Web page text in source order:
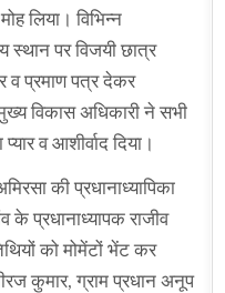
लिया। विभिन्न
स्थान पर विजयी छात्र
व प्रमाण पत्र देकर
विकास अधिकारी ने सभी
व आशीर्वाद दिया।
की प्रधानाध्यापिका
के प्रधानाध्यापक राजीव
को मोमेंटों भेंट कर
कुमार, ग्राम प्रधान अनूप